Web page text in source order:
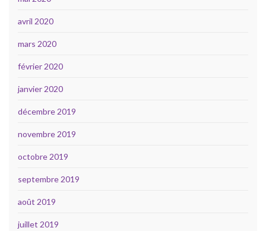
avril 2020
mars 2020
février 2020
janvier 2020
décembre 2019
novembre 2019
octobre 2019
septembre 2019
août 2019
juillet 2019